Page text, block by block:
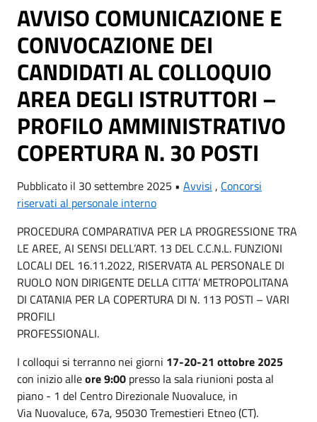
AVVISO COMUNICAZIONE E
CONVOCAZIONE DEI
CANDIDATI AL COLLOQUIO
AREA DEGLI ISTRUTTORI –
PROFILO AMMINISTRATIVO
COPERTURA N. 30 POSTI
Pubblicato il 30 settembre 2025 • Avvisi , Concorsi
riservati al personale interno
PROCEDURA COMPARATIVA PER LA PROGRESSIONE TRA
LE AREE, AI SENSI DELL’ART. 13 DEL C.C.N.L. FUNZIONI
LOCALI DEL 16.11.2022, RISERVATA AL PERSONALE DI
RUOLO NON DIRIGENTE DELLA CITTA’ METROPOLITANA
DI CATANIA PER LA COPERTURA DI N. 113 POSTI – VARI
PROFILI
PROFESSIONALI.
I colloqui si terranno nei giorni 17-20-21 ottobre 2025
con inizio alleore 9:00 presso la sala riunioni posta al
piano - 1 del Centro Direzionale Nuovaluce, in
Via Nuovaluce, 67a, 95030 Tremestieri Etneo (CT).